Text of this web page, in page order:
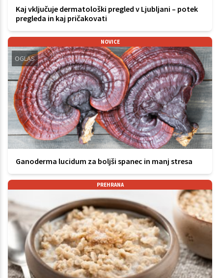
Kaj vključuje dermatološki pregled v Ljubljani – potek
pregleda in kaj pričakovati
NOVICE
OGLAS
Ganoderma lucidum za boljši spanec in manj stresa
PREHRANA